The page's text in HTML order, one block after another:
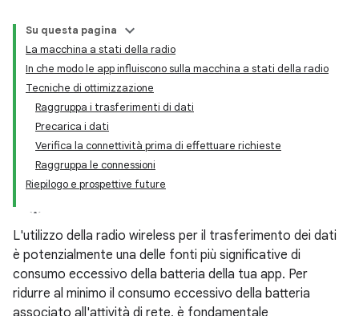
Su questa pagina
La macchina a stati della radio
In che modo le app influiscono sulla macchina a stati della radio
Tecniche di ottimizzazione
Raggruppa i trasferimenti di dati
Precarica i dati
Verifica la connettività prima di effettuare richieste
Raggruppa le connessioni
Riepilogo e prospettive future
L'utilizzo della radio wireless per il trasferimento dei dati
è potenzialmente una delle fonti più significative di
consumo eccessivo della batteria della tua app. Per
ridurre al minimo il consumo eccessivo della batteria
associato all'attività di rete, è fondamentale